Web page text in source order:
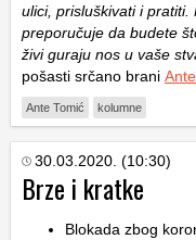
ulici, prisluškivati i
preporučuje da budete
živi guraju nos u vaše
pošasti srčano brani
Ante Tomić kolumne
30.03.2020. (10:30)
Brze i kratke
Blokada zbog